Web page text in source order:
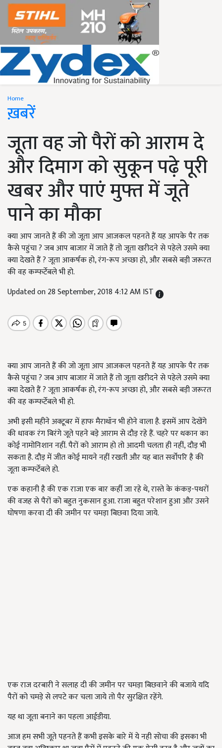
Home
ख़बरें
जूता वह जो पैरों को आराम दे
और दिमाग को सुकून पढ़े पूरी
खबर और पाएं मुफ्त में जूते
पाने का मौका
क्या आप जानते हैं की जो जूता आप आजकल पहनते हैं यह आपके पैर तक
कैसे पहुंचा ? जब आप बाजार में जाते हैं तो जूता खरीदने से पहेले उसमे क्या
क्या देखते हैं ? जूता आकर्षक हो, रंग-रूप अच्छा हो, और सबसे बड़ी जरूरत
की वह कम्फर्टेबले भी हो.
Updated on 28 September, 2018 4:12 AM IST
क्या आप जानते हैं की जो जूता आप आजकल पहनते हैं यह आपके पैर तक
कैसे पहुंचा ? जब आप बाजार में जाते हैं तो जूता खरीदने से पहेले उसमे क्या
क्या देखते हैं ? जूता आकर्षक हो, रंग-रूप अच्छा हो, और सबसे बड़ी जरूरत
की वह कम्फर्टेबले भी हो.
अभी इसी महीने अक्टूबर में हाफ मैराथॉन भी होने वाला है. इसमें आप देखेंगे
की धावक रंग बिरंगे जूते पहने बड़े आराम से दौड़ रहे हैं. चहरे पर थकान का
कोई नामोनिशान नहीं. पैरों को आराम हो तो आदमी चलता ही नहीं, दौड़ भी
सकता है. दौड़ में जीत कोई मायने नहीं रखती और यह बात सर्वोपरि है की
जूता कम्फर्टेबले हो.
एक कहानी है की एक राजा एक बार कहीं जा रहे थे, रास्ते के कंकड़-पथरों
की वजह से पैरों को बहुत नुकसान हुआ. राजा बहुत परेशान हुआ और उसने
घोषणा करवा दी की जमीन पर चमड़ा बिछवा दिया जाये.
एक राज दरबारी ने सलाह दी की जमीन पर चमड़ा बिछवाने की बजाये यदि
पैरों को चमड़े से लपटे कर चला जाये तो पैर सुरक्षित रहेंगे.
यह था जूता बनाने का पहला आईडीया.
आज हम सभी जूते पहनते हैं कभी इसके बारे में ये नही सोचा की इसका भी